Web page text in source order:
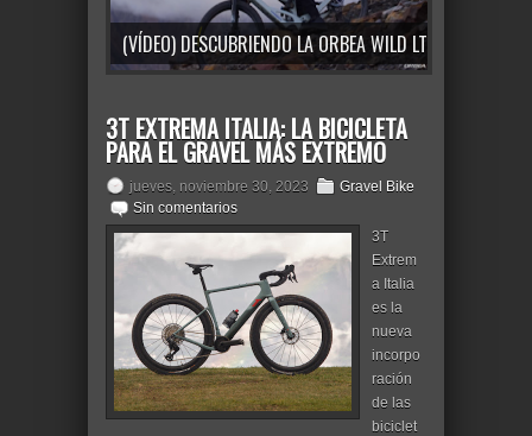
3T EXTREMA ITALIA: LA BICICLETA
PARA EL GRAVEL MÁS EXTREMO
jueves, noviembre 30, 2023
Gravel Bike
Sin comentarios
3T
Extrem
a Italia
es la
nueva
incorpo
ración
de las
biciclet